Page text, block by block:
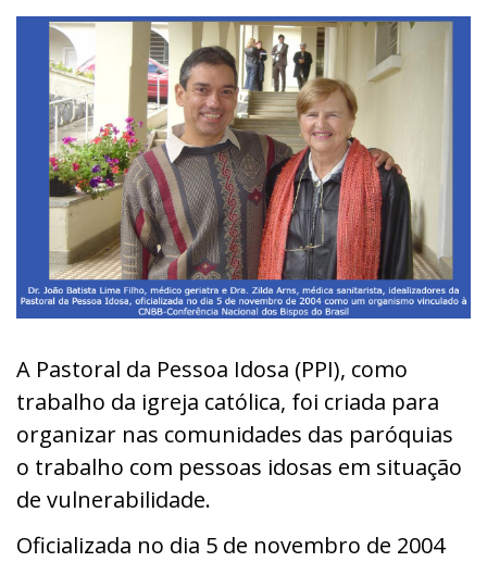
A Pastoral da Pessoa Idosa (PPI), como
trabalho da igreja católica, foi criada para
organizar nas comunidades das paróquias
o trabalho com pessoas idosas em situação
de vulnerabilidade.
Oficializada no dia 5 de novembro de 2004